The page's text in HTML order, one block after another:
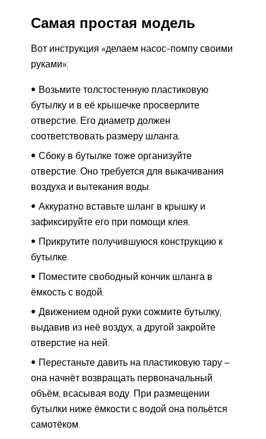
Самая простая модель
Вот инструкция «делаем насос-помпу своими
руками»:
Возьмите толстостенную пластиковую
бутылку и в её крышечке просверлите
отверстие. Его диаметр должен
соответствовать размеру шланга.
Сбоку в бутылке тоже организуйте
отверстие. Оно требуется для выкачивания
воздуха и вытекания воды.
Аккуратно вставьте шланг в крышку и
зафиксируйте его при помощи клея.
Прикрутите получившуюся конструкцию к
бутылке.
Поместите свободный кончик шланга в
ёмкость с водой.
Движением одной руки сожмите бутылку,
выдавив из неё воздух, а другой закройте
отверстие на ней.
Перестаньте давить на пластиковую тару –
она начнёт возвращать первоначальный
объём, всасывая воду. При размещении
бутылки ниже ёмкости с водой она польётся
самотёком.